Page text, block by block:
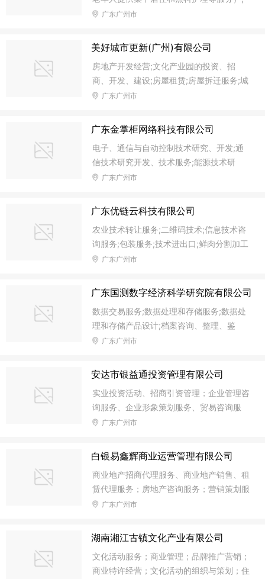
的技术
调设备、通风设备系统安装服务;房屋建筑
工程设计服务;建筑工程后期装饰、装修和
程项目管理服务;房屋租赁;建筑物拆除（不
的招商、开发、建设;新媒体产业园的投
资、招商、开
城市规划设计;贸易代理;文化研究;社会人文
研究开发;计算机硬件的研究、开发;互联网
区块链技术研究开发服务;智能穿戴设备的
研究开发;电子、通信与自动控制技术研
究、开发;工程和技术研究和试验发展;健康
科学项目研究、开发;自然科学研究和试验
机器系统技术服务;受金融企业委托提供非
建设;空港发展区招商、开发、建设;新媒体
产
广东广州市
美好城市更新(广州)有限公司
房地产开发经营;文化产业园的投资、招
商、开发、建设;房屋租赁;房屋拆迁服务;城
市规划设计;电梯维修;电梯改造;电梯、自动
电梯、自动扶梯及升降机安装;专用设备安
装（电梯、锅炉除外）;电梯、自动扶梯及
升降机销售;电梯技术的研究、开发;电梯技
术转让服务;电梯技术咨询服务;五金产品批
发;五金零售;建筑钢结构、预制构件工程安
工程建筑;市政公用工程施工;工程总承包服
包;建筑幕墙工程专业承包;室内装
广东广州市
广东金掌柜网络科技有限公司
电子、通信与自动控制技术研究、开发;通
信技术研究开发、技术服务;能源技术研
究、技术开发服务;网络技术的研究、开发;
研究开发服务;计算机技术开发、技术服务;
防伪标签技术开发、技术服务;卫星通信技
术的研究、开发;生物医疗技术研究;医疗技
术研发;商品信息咨询服务;网络信息技术推
广服务;信息技术咨询服务;企业管理咨询服
资咨询服务;投资管理服务;汽车销售;汽车零
车年审、过户手续;代缴汽车违章罚款、
广东广州市
广东优链云科技有限公司
农业技术转让服务;二维码技术;信息技术咨
询服务;包装服务;技术进出口;鲜肉分割加工
(限猪肉);鲜肉分割加工(限牛肉);软件服务;
技术服务;冷却肉分割加工(限猪肉);酒店管
理;文具用品批发;网络技术的研究、开发;文
具用品零售;农业技术推广服务;商品零售贸
易(许可审批类商品除外);空港发展区招商、
开发、建设;物流代理服务;商品批发贸易(许
管理服务(涉及许可经营项目的除外);厨房设
互联网
广东广州市
广东国测数字经济科学研究院有限公司
数据交易服务;数据处理和存储服务;数据处
理和存储产品设计;档案咨询、整理、鉴
定、寄存、数字化;互联网区块链技术研究
技术服务;物联网技术研究开发;电子防伪系
统技术开发、技术服务;防伪标签技术开
发、技术服务;二维码技术;公证检验;医学影
像数据传输设备的技术开发与技术服务;汽
车标准及相关技术研究;软件开发;软件服务;
园的投资、招商、开发、建设;投资咨询服
经营项目，法律法规禁止经营的项目不得经
营）
广东广州市
安达市银益通投资管理有限公司
实业投资活动、招商引资管理；企业管理咨
询服务、企业形象策划服务、贸易咨询服
务。广东广州市
白银易鑫辉商业运营管理有限公司
商业地产招商代理服务、商业地产销售、租
赁代理服务；房地产咨询服务；营销策划服
务；广告设计、制作、代理及发布。（以上
目，依法须经批准的项目，经相关部门批准
后方可开展经营活动）
广东广州市
湖南湘江古镇文化产业有限公司
文化活动服务；商业管理；品牌推广营销；
商业特许经营；文化活动的组织与策划；住